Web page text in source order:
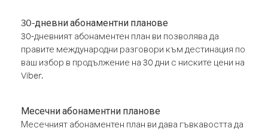
30-дневни абонаментни планове
30-дневният абонаментен план ви позволява да
правите международни разговори към дестинация по
ваш избор в продължение на 30 дни с ниските цени на
Viber.
Месечни абонаментни планове
Месечният абонаментен план ви дава гъвкавостта да